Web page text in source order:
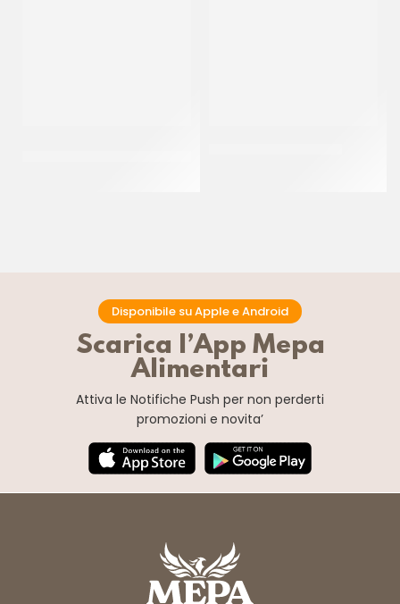
Disponibile su Apple e Android
Scarica l’App Mepa
Alimentari
Attiva le Notifiche Push per non perderti
promozioni e novita’